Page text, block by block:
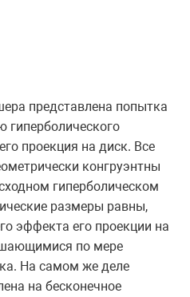
представлена попытка
гиперболического
проекция на диск. Все
конгруэнтны
гиперболическом
размеры равны,
эффекта его проекции на
по мере
На самом же деле
на бесконечное